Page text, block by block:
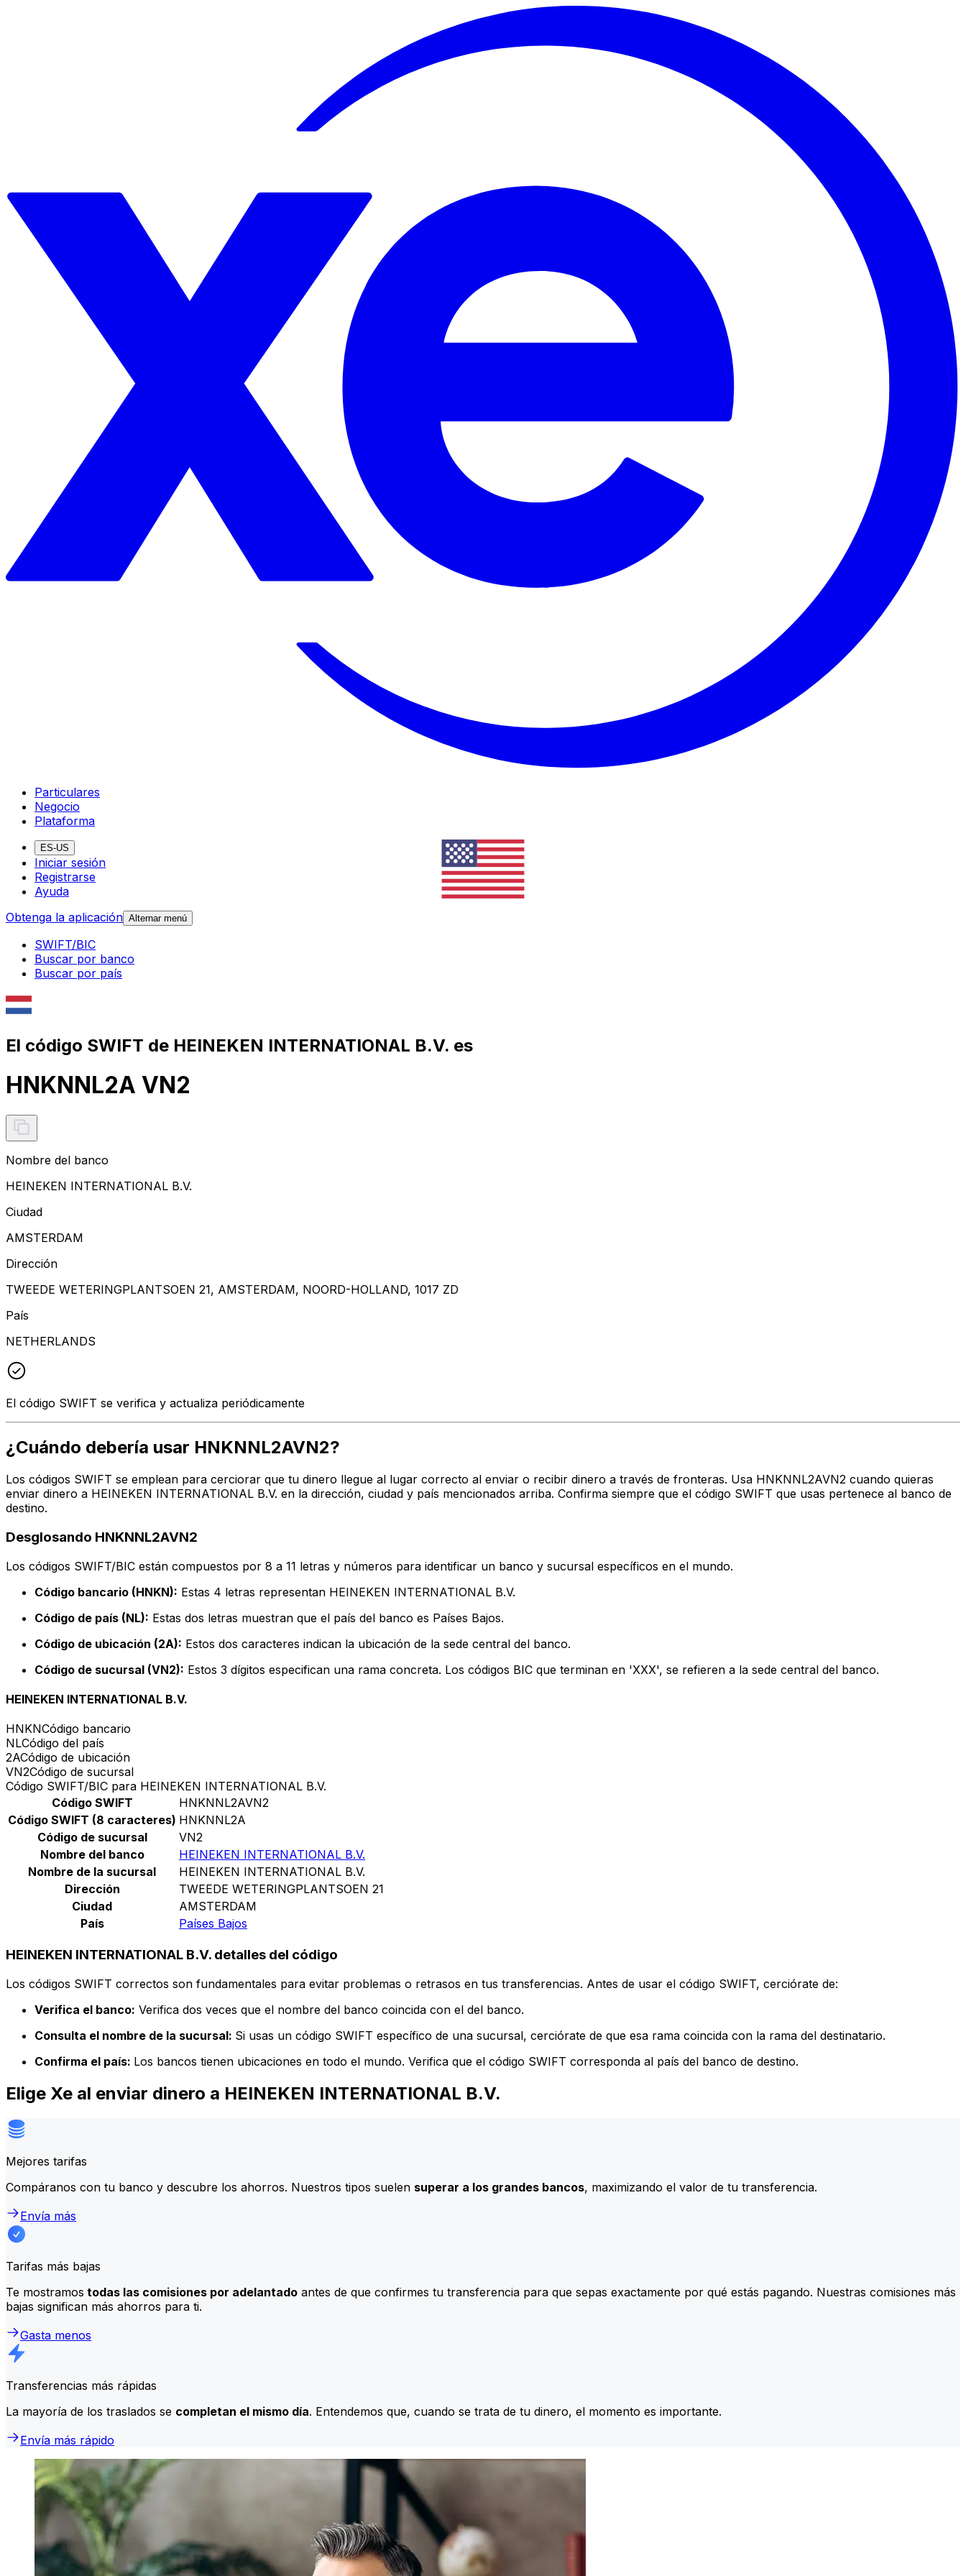
Particulares
Negocio
Plataforma
ES-US
Iniciar sesión
Registrarse
Ayuda
Obtenga la aplicación Alternar menú
SWIFT/BIC
Buscar por banco
Buscar por país
El código SWIFT de HEINEKEN INTERNATIONAL B.V. es
HNKNNL2A VN2
Nombre del banco
HEINEKEN INTERNATIONAL B.V.
Ciudad
AMSTERDAM
Dirección
TWEEDE WETERINGPLANTSOEN 21, AMSTERDAM, NOORD-HOLLAND, 1017 ZD
País
NETHERLANDS
El código SWIFT se verifica y actualiza periódicamente
¿Cuándo debería usar HNKNNL2AVN2?
Los códigos SWIFT se emplean para cerciorar que tu dinero llegue al lugar correcto al enviar o recibir dinero a través de fronteras. Usa HNKNNL2AVN2 cuando quieras
enviar dinero a HEINEKEN INTERNATIONAL B.V. en la dirección, ciudad y país mencionados arriba. Confirma siempre que el código SWIFT que usas pertenece al banco de
destino.
Desglosando HNKNNL2AVN2
Los códigos SWIFT/BIC están compuestos por 8 a 11 letras y números para identificar un banco y sucursal específicos en el mundo.
Código bancario (HNKN): Estas 4 letras representan HEINEKEN INTERNATIONAL B.V.
Código de país (NL): Estas dos letras muestran que el país del banco es Países Bajos.
Código de ubicación (2A): Estos dos caracteres indican la ubicación de la sede central del banco.
Código de sucursal (VN2): Estos 3 dígitos especifican una rama concreta. Los códigos BIC que terminan en 'XXX', se refieren a la sede central del banco.
HEINEKEN INTERNATIONAL B.V.
HNKNCódigo bancario
NLCódigo del país
2ACódigo de ubicación
VN2Código de sucursal
Código SWIFT/BIC para HEINEKEN INTERNATIONAL B.V.
Código SWIFT
HNKNNL2AVN2
Código SWIFT (8 caracteres) HNKNNL2A
Código de sucursal
VN2
Nombre del banco
HEINEKEN INTERNATIONAL B.V.
Nombre de la sucursal
HEINEKEN INTERNATIONAL B.V.
Dirección
TWEEDE WETERINGPLANTSOEN 21
Ciudad
AMSTERDAM
País
Países Bajos
HEINEKEN INTERNATIONAL B.V. detalles del código
Los códigos SWIFT correctos son fundamentales para evitar problemas o retrasos en tus transferencias. Antes de usar el código SWIFT, cerciórate de:
Verifica el banco: Verifica dos veces que el nombre del banco coincida con el del banco.
Consulta el nombre de la sucursal: Si usas un código SWIFT específico de una sucursal, cerciórate de que esa rama coincida con la rama del destinatario.
Confirma el país: Los bancos tienen ubicaciones en todo el mundo. Verifica que el código SWIFT corresponda al país del banco de destino.
Elige Xe al enviar dinero a HEINEKEN INTERNATIONAL B.V.
Mejores tarifas
Compáranos con tu banco y descubre los ahorros. Nuestros tipos suelen superar a los grandes bancos, maximizando el valor de tu transferencia.
Envía más
Tarifas más bajas
Te mostramos todas las comisiones por adelantado antes de que confirmes tu transferencia para que sepas exactamente por qué estás pagando. Nuestras comisiones más
bajas significan más ahorros para ti.
Gasta menos
Transferencias más rápidas
La mayoría de los traslados se completan el mismo día. Entendemos que, cuando se trata de tu dinero, el momento es importante.
Envía más rápido